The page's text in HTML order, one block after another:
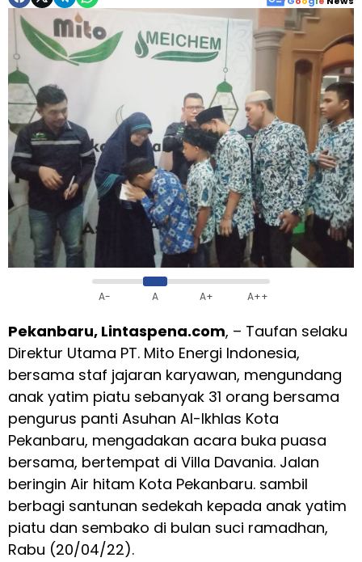
A- A A+ A++
Pekanbaru, Lintaspena.com, – Taufan selaku
Direktur Utama PT. Mito Energi Indonesia,
bersama staf jajaran karyawan, mengundang
anak yatim piatu sebanyak 31 orang bersama
pengurus panti Asuhan Al-Ikhlas Kota
Pekanbaru, mengadakan acara buka puasa
bersama, bertempat di Villa Davania. Jalan
beringin Air hitam Kota Pekanbaru. sambil
berbagi santunan sedekah kepada anak yatim
piatu dan sembako di bulan suci ramadhan,
Rabu (20/04/22).